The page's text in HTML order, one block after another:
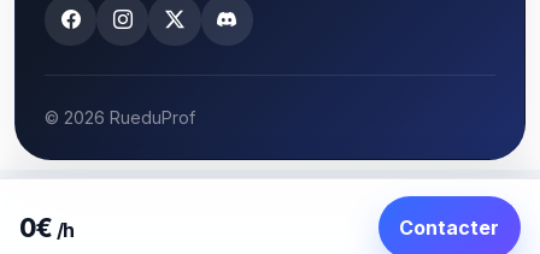
0€ /h Contacter
© 2026 RueduProf